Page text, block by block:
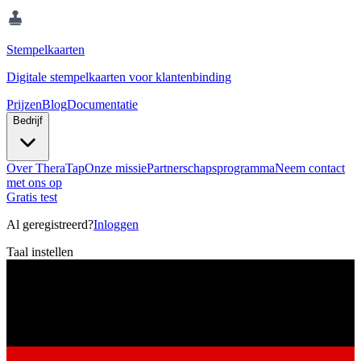
Stempelkaarten
Digitale stempelkaarten voor klantenbinding
PrijzenBlogDocumentatie
Bedrijf
Over TheraTapOnze missiePartnerschapsprogrammaNeem contact
met ons op
Gratis test
Al geregistreerd?Inloggen
Taal instellen